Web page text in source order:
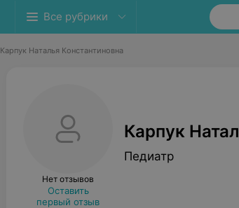
Все рубрики
Карпук Наталья Константиновна
Нет отзывов
Оставить
первый отзыв
Карпук
Педиатр